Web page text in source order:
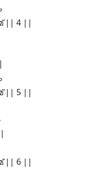
|| 4 ||
|| 5 ||
|| 6 ||